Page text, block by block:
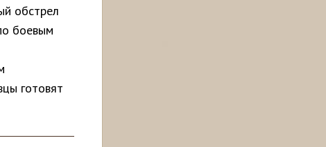
обстрел
боевым
готовят